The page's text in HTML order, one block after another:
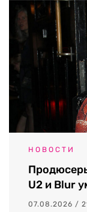
НОВОСТИ
U2 и Blur
07.08.2026 /